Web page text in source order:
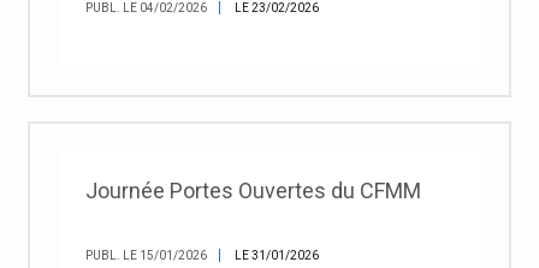
PUBL. LE 04/02/2026 LE 23/02/2026
Journée Portes Ouvertes du CFMM
PUBL. LE 15/01/2026 LE 31/01/2026